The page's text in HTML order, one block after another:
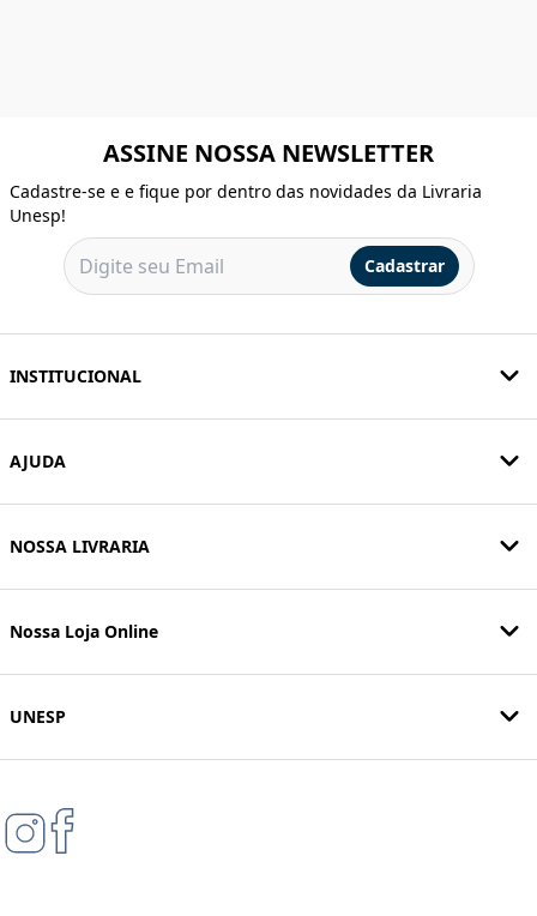
ASSINE NOSSA NEWSLETTER
Cadastre-se e e fique por dentro das novidades da Livraria
Unesp!
Cadastrar
INSTITUCIONAL
AJUDA
NOSSA LIVRARIA
Nossa Loja Online
UNESP